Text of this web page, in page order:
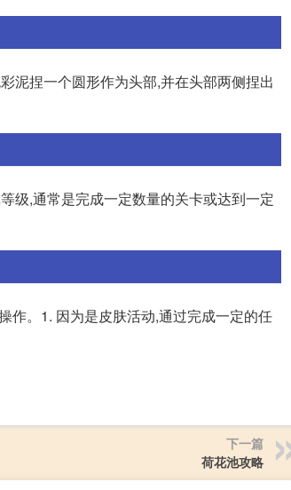
泥捏一个圆形作为头部,并在头部两侧捏出
级,通常是完成一定数量的关卡或达到一定
作。1. 因为是皮肤活动,通过完成一定的任
下一篇
荷花池攻略